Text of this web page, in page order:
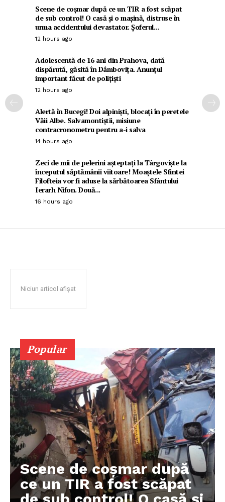
Scene de coșmar după ce un TIR a fost scăpat
de sub control! O casă și o mașină, distruse în
urma accidentului devastator. Șoferul...
12 hours ago
Adolescentă de 16 ani din Prahova, dată
dispărută, găsită în Dâmbovița. Anunțul
important făcut de polițiști
12 hours ago
Alertă în Bucegi! Doi alpiniști, blocați în peretele
Văii Albe. Salvamontiștii, misiune
contracronometru pentru a-i salva
14 hours ago
Zeci de mii de pelerini așteptați la Târgoviște la
începutul săptămânii viitoare! Moaștele Sfintei
Filofteia vor fi aduse la sărbătoarea Sfântului
Ierarh Nifon. Două...
16 hours ago
Niciun articol afișat
Popular
Scene de coșmar după
ce un TIR a fost scăpat